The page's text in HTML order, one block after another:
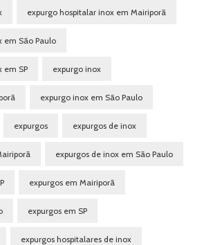
expurgo hospitalar inox em Mairiporã
em São Paulo
em SP expurgo inox
expurgo inox em São Paulo
expurgos expurgos de inox
expurgos de inox em São Paulo
expurgos em Mairiporã
expurgos em SP
expurgos hospitalares de inox